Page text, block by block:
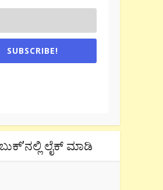
SUBSCRIBE!
ಲೈಕ್ ಮಾಡಿ